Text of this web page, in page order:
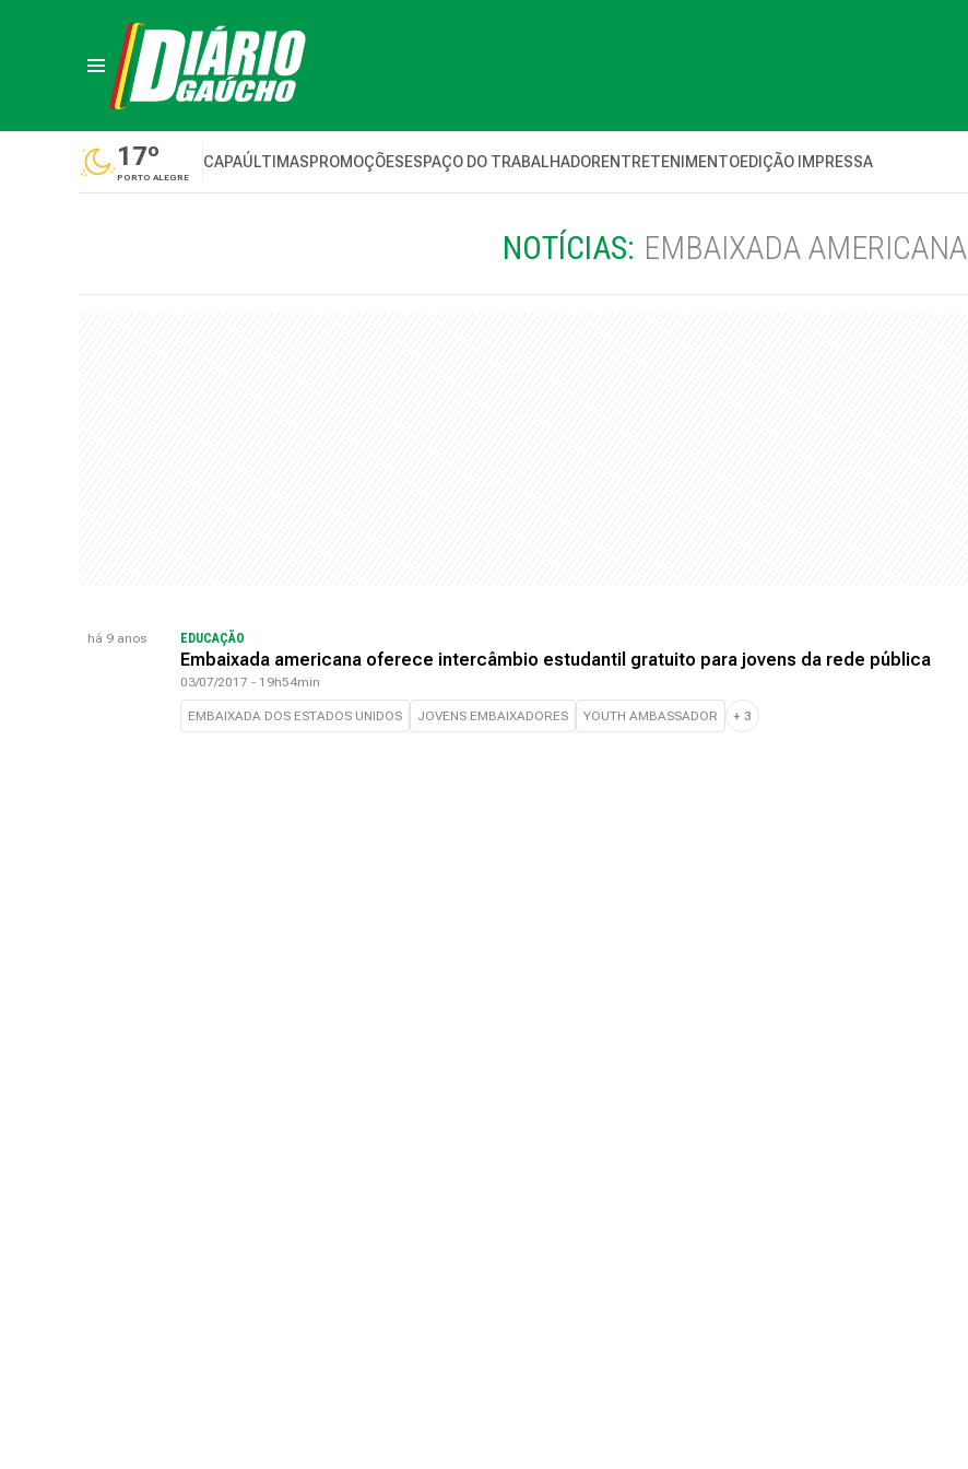
17º
PORTO ALEGRE
CAPAÚLTIMASPROMOÇÕESESPAÇO DO TRABALHADORENTRETENIMENTOEDIÇÃO IMPRESSA
NOTÍCIAS: EMBAIXADA AMERICANA
há 9 anos EDUCAÇÃO
Embaixada americana oferece intercâmbio estudantil gratuito para jovens da rede pública
03/07/2017 - 19h54min
EMBAIXADA DOS ESTADOS UNIDOS JOVENS EMBAIXADORES YOUTH AMBASSADOR + 3